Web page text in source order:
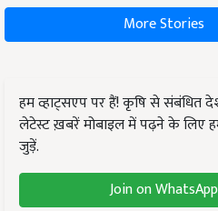
More Stories
हम व्हाट्सएप पर हैं! कृषि से संबंधित
लेटेस्ट ख़बरें मोबाइल में पढ़ने के लिए
जुड़ें.
Join on WhatsApp